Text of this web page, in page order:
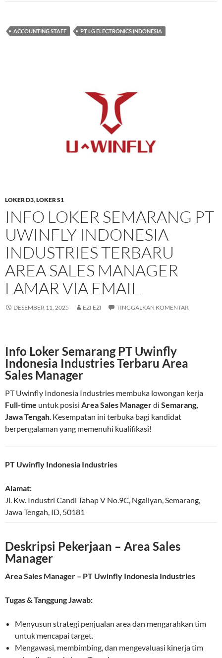
ACCOUNTING STAFF PT LG ELECTRONICS INDONESIA
LOKER D3,LOKER S1
INFO LOKER SEMARANG PT
UWINFLY INDONESIA
INDUSTRIES TERBARU
AREA SALES MANAGER
LAMAR VIA EMAIL
DESEMBER 11, 2025 EZI EZI TINGGALKAN KOMENTAR
Info Loker Semarang PT Uwinfly
Indonesia Industries Terbaru Area
Sales Manager
PT Uwinfly Indonesia Industries membuka lowongan kerja
Full-time untuk posisi Area Sales Managerdi Semarang,
Jawa Tengah. Kesempatan ini terbuka bagi kandidat
berpengalaman yang memenuhi kualifikasi!
PT Uwinfly Indonesia Industries
Alamat:
Jl. Kw. Industri Candi Tahap V No.9C, Ngaliyan,Semarang,
Jawa Tengah, ID, 50181
Deskripsi Pekerjaan – Area Sales
Manager
Area Sales Manager – PT Uwinfly Indonesia Industries
Tugas & Tanggung Jawab:
Menyusun strategi penjualan area dan mengarahkan tim
untuk mencapai target.
Mengawasi, membimbing, dan mengevaluasi kinerja tim